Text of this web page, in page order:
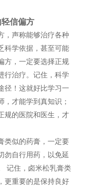
信偏方
，声称能够治疗各种
科学依据，甚至可能
方，一定要选择正规
行治疗。记住，科学
径！这就好比学习一
，才能学到真知识；
规的医院和医生，才
类似的药膏，一定要
勿自行用药，以免延
记住，卤米松乳膏类
更重要的是保持良好